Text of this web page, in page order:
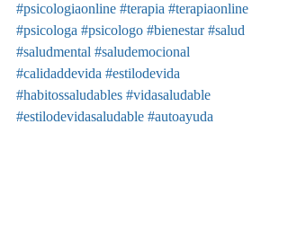
#psicologiaonline #terapia #terapiaonline
#psicologa #psicologo #bienestar #salud
#saludmental #saludemocional
#calidaddevida #estilodevida
#habitossaludables #vidasaludable
#estilodevidasaludable #autoayuda